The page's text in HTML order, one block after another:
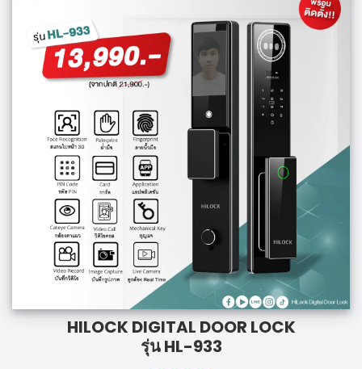
HILOCK DIGITAL DOOR LOCK
รุ่น HL-933